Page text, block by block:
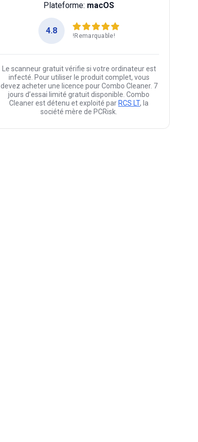
Plateforme: macOS
4.8
!Remarquable!
Le scanneur gratuit vérifie si votre ordinateur est
infecté. Pour utiliser le produit complet, vous
devez acheter une licence pour Combo Cleaner. 7
jours d’essai limité gratuit disponible. Combo
Cleaner est détenu et exploité par RCS LT, la
société mère de PCRisk.